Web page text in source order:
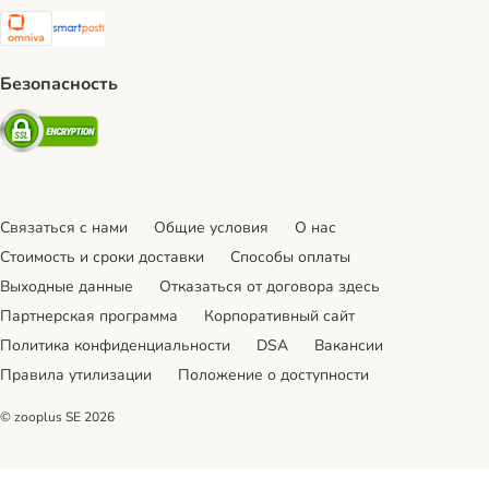
Omniva Shipping Method
SmartPosti Shipping Method
Безопасность
Security
Связаться с нами Общие условия
О нас
Стоимость и сроки доставки
Cпособы оплаты
Выходные данные
Отказаться от договора здесь
Партнерская программа
Корпоративный сайт
Политика конфиденциальности
DSA
Вакансии
Правила утилизации
Положение о доступности
© zooplus SE 2026